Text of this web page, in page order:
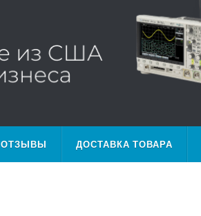
ОТЗЫВЫ ДОСТАВКА ТОВАРА